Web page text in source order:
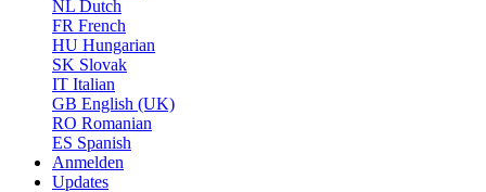
NL Dutch
FR French
HU Hungarian
SK Slovak
IT Italian
GB English (UK)
RO Romanian
ES Spanish
Anmelden
Updates